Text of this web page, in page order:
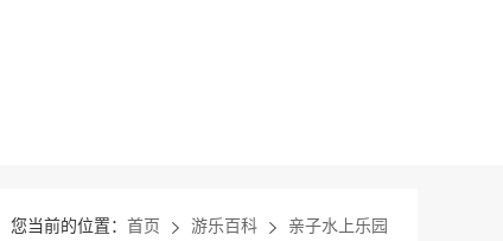
您当前的位置： 首页 游乐百科 亲子水上乐园